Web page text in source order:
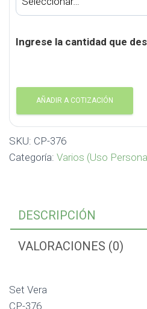
Ingrese la cantidad que
AÑADIR A COTIZACIÓN
SKU: CP-376
Categoría: Varios (Uso
DESCRIPCIÓN
VALORACIONES (0)
Set Vera
CP-376